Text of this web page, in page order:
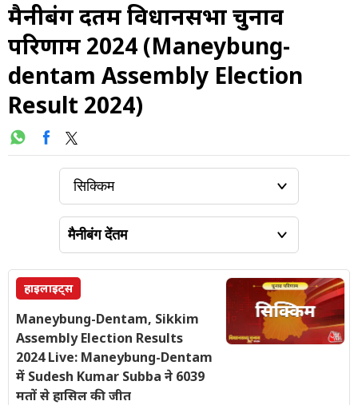
मैनीबंग देंतम विधानसभा चुनाव
परिणाम 2024 (Maneybung-
dentam Assembly Election
Result 2024)
हाइलाइट्स
Maneybung-Dentam, Sikkim
Assembly Election Results
2024 Live: Maneybung-Dentam
में Sudesh Kumar Subba ने 6039
मतों से हासिल की जीत